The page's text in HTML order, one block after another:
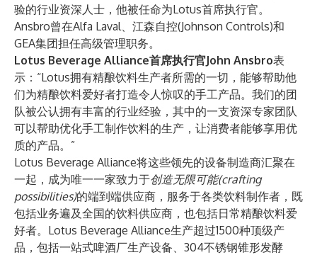
验的行业资深人士，他被任命为Lotus首席执行官。
Ansbro曾在Alfa Laval、江森自控(Johnson Controls)和
GEA集团担任高级管理职务。
Lotus Beverage Alliance首席执行官John Ansbro表
示：“Lotus拥有精酿饮料生产者所需的一切，能够帮助他
们为精酿饮料爱好者打造令人惊叹的手工产品。我们的团
队被公认拥有丰富的行业经验，其中的一支资深专家团队
可以帮助优化手工制作饮料的生产，让消费者能够享用优
质的产品。”
Lotus Beverage Alliance将这些领先的设备制造商汇聚在
一起，成为唯一一家致力于创造无限可能(crafting
possibilities)的端到端供应商，服务于各类饮料制作者，既
包括业务遍及全国的饮料供应商，也包括日常精酿饮料爱
好者。Lotus Beverage Alliance生产超过1500种顶级产
品，包括一站式啤酒厂生产设备、304不锈钢锥形发酵